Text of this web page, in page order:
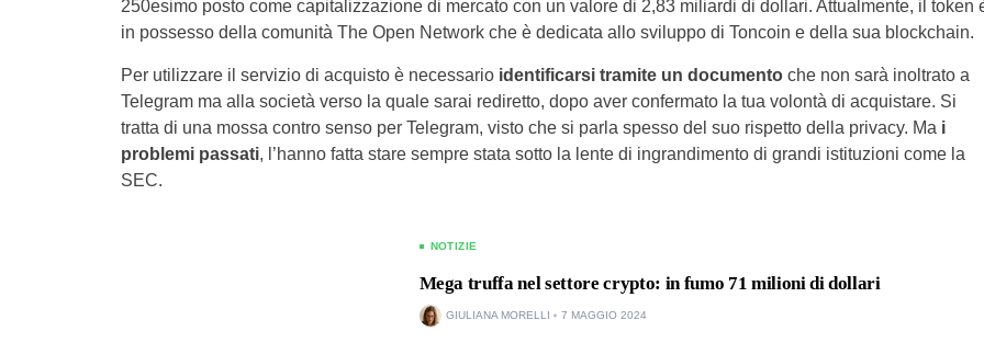
250esimo posto come capitalizzazione di mercato con un valore di 2,83 miliardi di dollari. Attualmente, il token
in possesso della comunità The Open Network che è dedicata allo sviluppo di Toncoin e della sua blockchain.
Per utilizzare il servizio di acquisto è necessario identificarsi tramite un documentoche non sarà inoltrato a
Telegram ma alla società verso la quale sarai rediretto, dopo aver confermato la tua volontà di acquistare. Si
tratta di una mossa contro senso per Telegram, visto che si parla spesso del suo rispetto della privacy. Ma i
problemi passati, l’hanno fatta stare sempre stata sotto la lente di ingrandimento di grandi istituzioni come la
SEC.
NOTIZIE
Mega truffa nel settore crypto: in fumo 71 milioni di dollari
GIULIANA MORELLI 7 MAGGIO 2024